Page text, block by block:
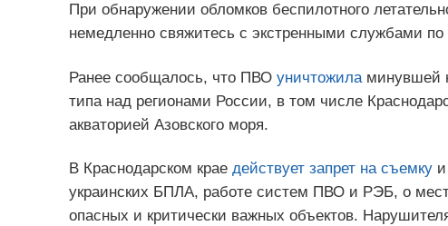
При обнаружении обломков беспилотного
немедленно свяжитесь с экстренными службами по
Ранее сообщалось, что ПВО уничтожиламинувшей
типа над регионами России, в том числе
акваторией Азовского моря.
В Краснодарском крае действует запрет на съемкуи
украинских БПЛА, работе систем ПВО и РЭБ, о
опасных и критически важных объектов.